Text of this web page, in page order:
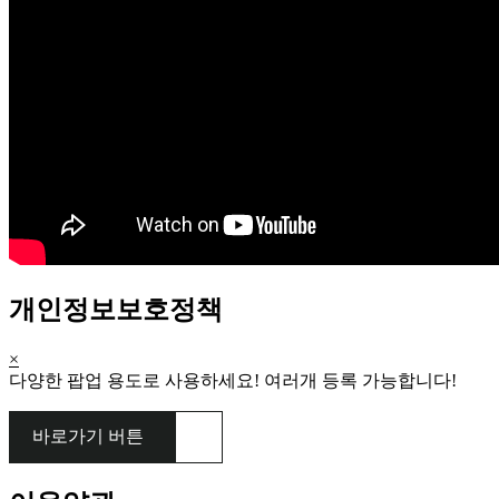
개인정보보호정책
×
다양한 팝업 용도로 사용하세요! 여러개 등록 가능합니다!
바로가기 버튼